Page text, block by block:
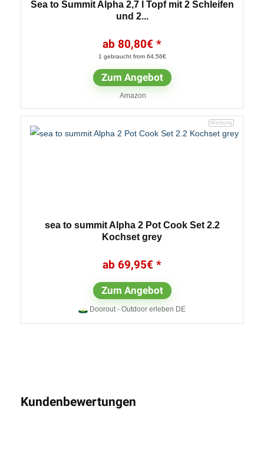
Sea to Summit Alpha 2,7 l Topf mit 2 Schleifen
und 2...
80,80€
1 gebraucht from 64,56€
Zum Angebot
Amazon
sea to summit Alpha 2 Pot Cook Set 2.2
Kochset grey
69,95€
Zum Angebot
Doorout - Outdoor erleben DE
Kundenbewertungen